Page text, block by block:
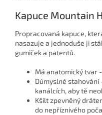
Kapuce Mountain
Propracovaná kapuce,
nasazuje a jednoduše ji
gumiček a patentů.
Má anatomický tvar
Dúmyslné stahování
kanálcích, aby tě
Kšilt zpevněný
do nepříznivého